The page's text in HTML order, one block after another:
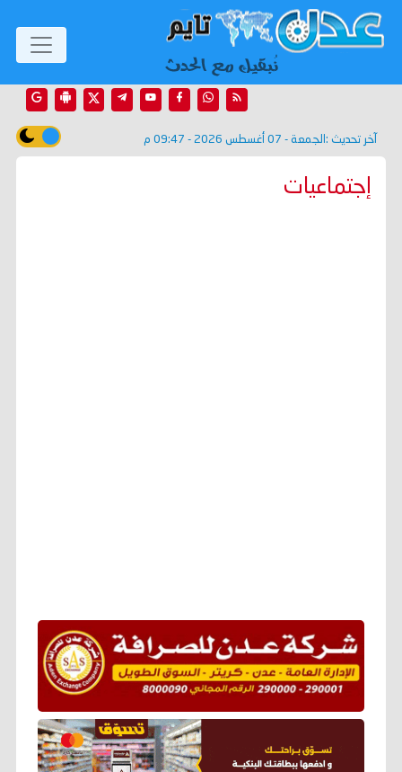
آخر تحديث : الجمعة - 07 أغسطس 2026 - 09:47 م
إجتماعيات